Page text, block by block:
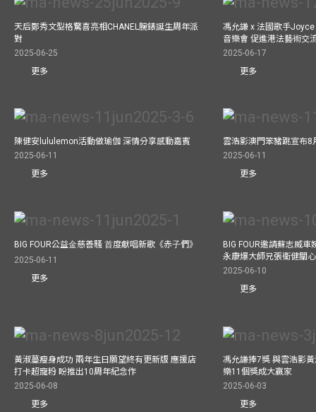
天后鄭秀文型格驚喜亮相CHANEL腕錶誕生周年派
對
2025-06-25
更多
馮允謙 x 法國歌手
音樂會 促進港法藝術交
2025-06-17
更多
陳健安lululemon活動做瑜伽 深情分享感動嘉賓
2025-06-11
更多
雲浩影澳門笨豬跳宣布8
2025-06-11
更多
BIG FOUR公益⾦慈善騷 ⾸度獻唱新歌《赤⼦們》
2025-06-11
更多
BIG FOUR邀請蘇志威
永康爆大師兄張衞健關
2025-06-10
更多
黃淑蔓瘦身成功 兩年生日願望終有更新版 應援店
打卡超寵粉 盼推出10周年紀念作
2025-06-08
更多
馮允謙捧7獎 與雲浩影
樂11個獎成大贏家
2025-06-03
更多